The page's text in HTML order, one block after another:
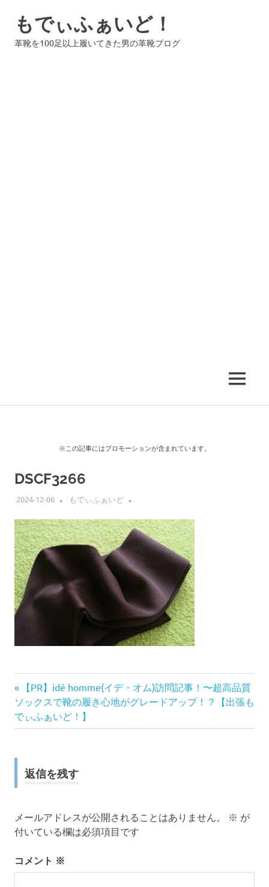
もでぃふぁいど！
革靴を100足以上履いてきた男の革靴ブログ
MENU
※この記事にはプロモーションが含まれています。
DSCF3266
2024-12-06 もでぃふぁいど
投
稿
ビ
ゲ
ー
シ
ョ
前
の
記
事:
【PR】idé homme(イデ・オム)訪問記事！〜超高品質
ソックスで靴の履き心地がグレードアップ！？【出張も
でぃふぁいど！】
返信を残す
メールアドレスが公開されることはありません。 ※ が
付いている欄は必須項目です
コメント ※